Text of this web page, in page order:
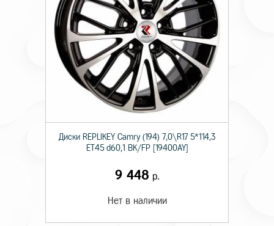
Диски RЕPLIKEY Camry (194) 7,0\R17 5*114,3
ET45 d60,1 BK/FP [19400AY]
9 448 р.
Нет в наличии